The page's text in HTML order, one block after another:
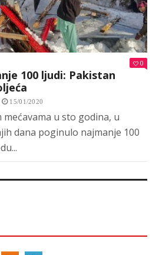
0
100 ljudi: Pakistan
15/01/2020
mećavama u sto godina, u
dana poginulo najmanje 100